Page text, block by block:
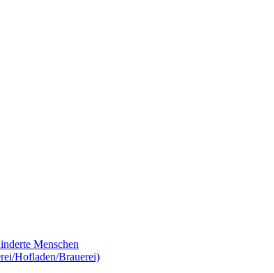
Menschen
Hofladen/Brauerei)